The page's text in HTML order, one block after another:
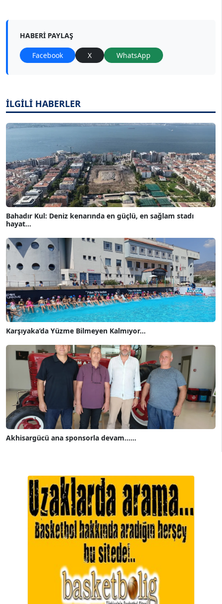
HABERI PAYLAŞ
Facebook X WhatsApp
İLGİLİ HABERLER
Bahadır Kul: Deniz kenarında en güçlü, en sağlam stadı
hayat...
Karşıyaka’da Yüzme Bilmeyen Kalmıyor...
Akhisargücü ana sponsorla devam......
A. BAHRİ VRESKALA
Köşe Yazarı